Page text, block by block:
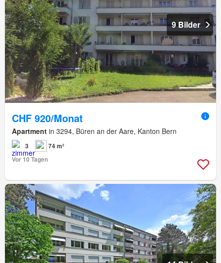
9 Bilder
CHF 920/Monat
Apartment in 3294, Büren an der Aare, Kanton Bern
3
74 m²
Vor 10 Tagen